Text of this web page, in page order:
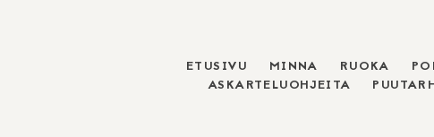
ETUSIVU MINNA RUOKA
ASKARTELUOHJEITA